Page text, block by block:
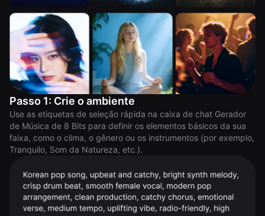
Passo 1: Crie o ambiente
Use as etiquetas de seleção rápida na caixa de chat Gerador
de Música de 8 Bits para definir os elementos básicos da sua
faixa, como o clima, o gênero ou os instrumentos (por exemplo,
Tranquilo, Som da Natureza, etc.).